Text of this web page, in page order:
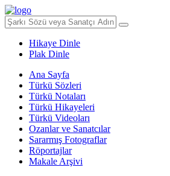
Hikaye Dinle
Plak Dinle
Ana Sayfa
Türkü Sözleri
Türkü Notaları
Türkü Hikayeleri
Türkü Videoları
Ozanlar ve Sanatcılar
Sararmış Fotograflar
Röportajlar
Makale Arşivi